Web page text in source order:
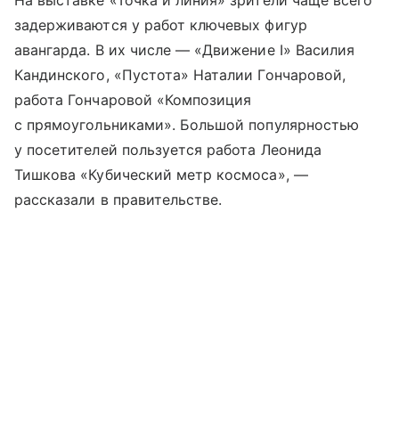
задерживаются у работ ключевых фигур
авангарда. В их числе — «Движение I» Василия
Кандинского, «Пустота» Наталии Гончаровой,
работа Гончаровой «Композиция
с прямоугольниками». Большой популярностью
у посетителей пользуется работа Леонида
Тишкова «Кубический метр космоса», —
рассказали в правительстве.